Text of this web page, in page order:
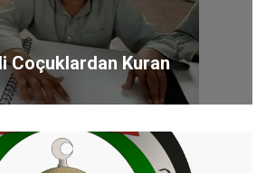
Coçuklardan Kuran